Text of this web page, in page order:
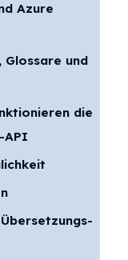
Azure
Glossare und
die
API